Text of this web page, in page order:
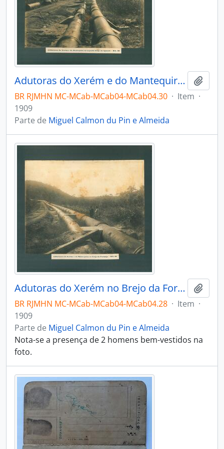
Adutoras do Xerém e do Mantequira no segundo brejo do Iguassú – Km 39
BR RJMHN MC-MCab-MCab04-MCab04.30 · Item ·
1909
Parte de Miguel Calmon du Pin e Almeida
Adutoras do Xerém no Brejo da Formiga e do Mantequira – Km 36
BR RJMHN MC-MCab-MCab04-MCab04.28 · Item ·
1909
Parte de Miguel Calmon du Pin e Almeida
Nota-se a presença de 2 homens bem-vestidos na
foto.